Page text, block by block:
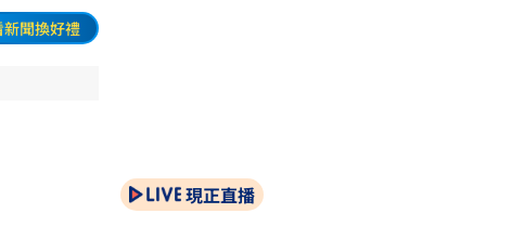
新聞換好禮
現正直播